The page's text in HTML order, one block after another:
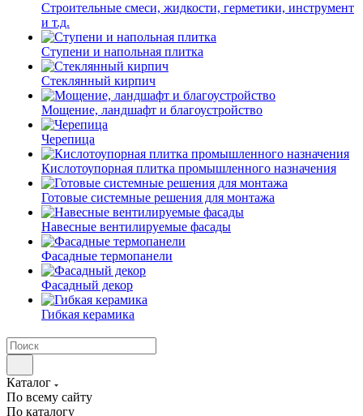
Строительные смеси, жидкости, герметики, инструмент
и т.д.
Ступени и напольная плитка
Cтеклянный кирпич
Мощение, ландшафт и благоустройство
Черепица
Кислотоупорная плитка промышленного назначения
Готовые системные решения для монтажа
Навесные вентилируемые фасады
Фасадные термопанели
Фасадный декор
Гибкая керамика
Каталог
По всему сайту
По каталогу